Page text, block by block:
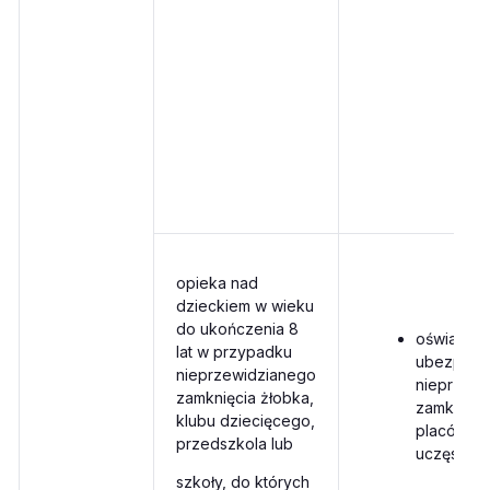
opieka nad
dzieckiem w wieku
do ukończenia 8
lat w przypadku
nieprzewidzianego
zamknięcia żłobka,
klubu dziecięcego,
przedszkola lub
szkoły, do których
placówki,